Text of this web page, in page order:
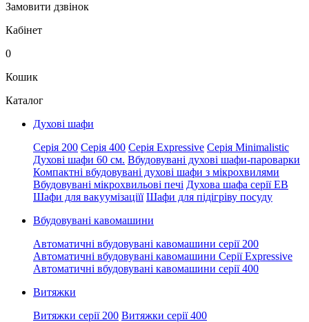
Замовити дзвінок
Кабінет
0
Кошик
Каталог
Духові шафи
Серія 200 Серія 400 Серія Expressive Серія Minimalistic
Духові шафи 60 см. Вбудовувані духові шафи-пароварки
Компактні вбудовувані духові шафи з мікрохвилями
Вбудовувані мікрохвильові печі Духова шафа серії EB
Шафи для вакуумізаціїї Шафи для підігріву посуду
Вбудовувані кавомашини
Автоматичні вбудовувані кавомашини серії 200
Автоматичні вбудовувані кавомашини Серії Expressive
Автоматичні вбудовувані кавомашини серії 400
Витяжки
Витяжки серії 200 Витяжки серії 400